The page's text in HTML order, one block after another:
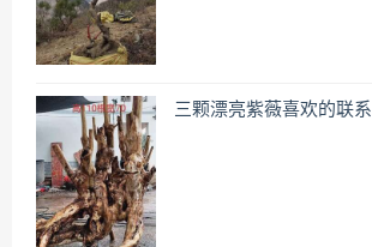
三颗漂亮紫薇喜欢的联系